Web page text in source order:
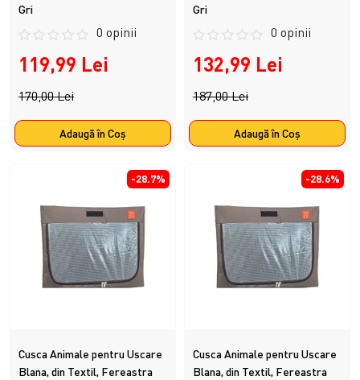
Gri
0 opinii
119,99 Lei
170,00 Lei
Adaugă în Coş
Gri
0 opinii
132,99 Lei
187,00 Lei
Adaugă în Coş
-28.7%
Cusca Animale pentru Uscare
Blana, din Textil, Fereastra
-28.6%
Cusca Animale pentru Uscare
Blana, din Textil, Fereastra